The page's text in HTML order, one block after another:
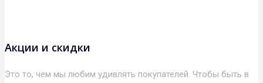
Акции и скидки
Это то, чем мы любим удивлять покупателей. Чтобы быть в